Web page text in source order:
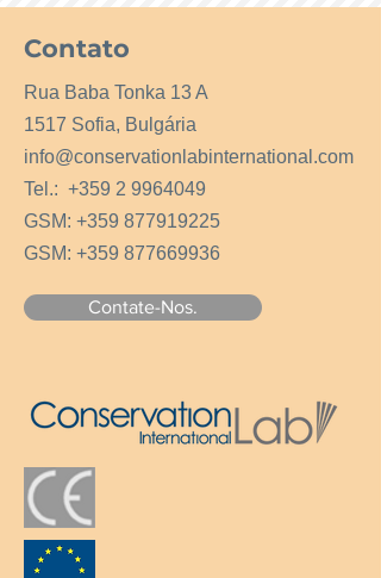
Contato
Rua Baba Tonka 13 A
1517 Sofia, Bulgária
info@conservationlabinternational.com
Tel.: +359 2 9964049
GSM: +359 877919225
GSM: +359 877669936
Contate-Nos.